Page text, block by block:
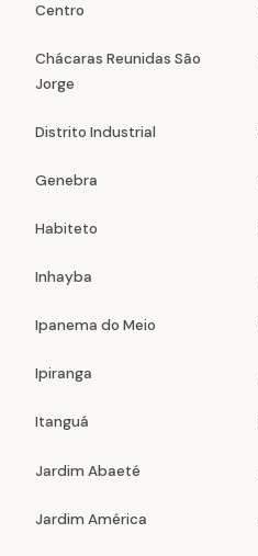
Centro
Chácaras Reunidas São
Jorge
Distrito Industrial
Genebra
Habiteto
Inhayba
Ipanema do Meio
Ipiranga
Itanguá
Jardim Abaeté
Jardim América